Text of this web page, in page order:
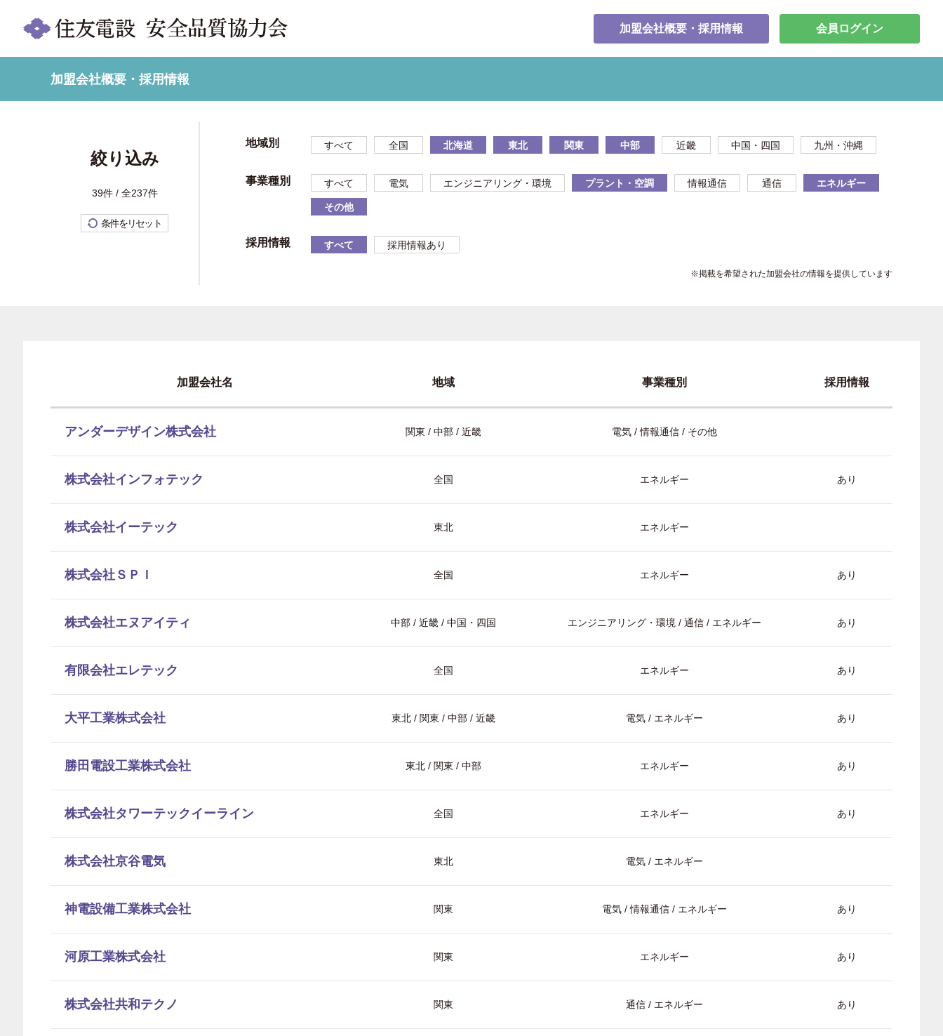
加盟会社概要・採用情報 会員ログイン
加盟会社概要・採用情報
絞り込み
39件 / 全237件
条件をリセット
地域別 すべて 全国 北海道 東北 関東 中部 近畿 中国・四国 九州・沖縄
事業種別 すべて 電気 エンジニアリング・環境 プラント・空調 情報通信 通信 エネルギー
その他
採用情報 すべて 採用情報あり
※掲載を希望された加盟会社の情報を提供しています
加盟会社名 地域 事業種別 採用情報
アンダーデザイン株式会社 関東 / 中部 / 近畿 電気 / 情報通信 / その他
株式会社インフォテック 全国 エネルギー あり
株式会社イーテック 東北 エネルギー
株式会社ＳＰＩ 全国 エネルギー あり
株式会社エヌアイティ 中部 / 近畿 / 中国・四国 エンジニアリング・環境 / 通信 / エネルギー あり
有限会社エレテック 全国 エネルギー あり
大平工業株式会社 東北 / 関東 / 中部 / 近畿 電気 / エネルギー あり
勝田電設工業株式会社 東北 / 関東 / 中部 エネルギー あり
株式会社タワーテックイーライン 全国 エネルギー あり
株式会社京谷電気 東北 電気 / エネルギー
神電設備工業株式会社 関東 電気 / 情報通信 / エネルギー あり
河原工業株式会社 関東 エネルギー あり
株式会社共和テクノ 関東 通信 / エネルギー あり